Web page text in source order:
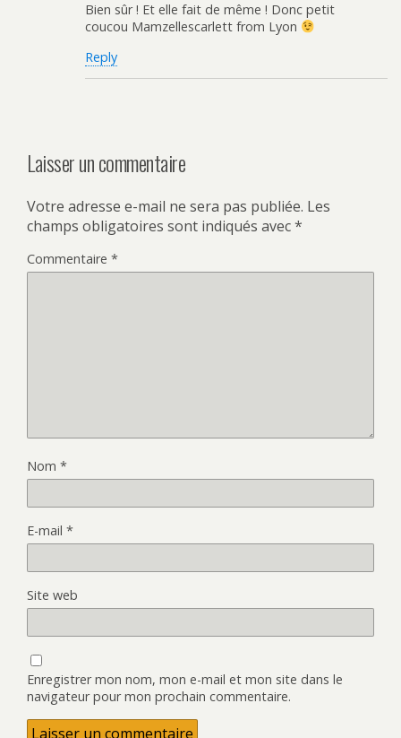
Bien sûr ! Et elle fait de même ! Donc petit
coucou Mamzellescarlett from Lyon
Reply
Laisser un commentaire
Votre adresse e-mail ne sera pas publiée. Les
champs obligatoires sont indiqués avec*
Commentaire *
Nom *
E-mail *
Site web
Enregistrer mon nom, mon e-mail et mon site dans le
navigateur pour mon prochain commentaire.